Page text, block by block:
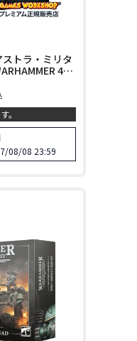
トラ・ミリタ
40k
。
08/08 23:59